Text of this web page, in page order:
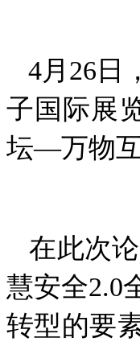
4月26日
子国际展
坛—万物
在此次
慧安全2.0
转型的要